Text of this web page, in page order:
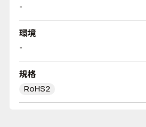
-
環境
-
規格
RoHS2